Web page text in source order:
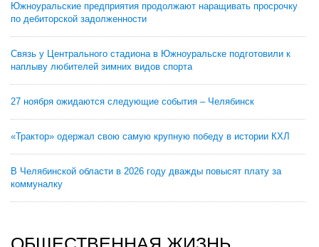
Южноуральские предприятия продолжают наращивать просрочку
по дебиторской задолженности
Связь у Центрального стадиона в Южноуральске подготовили к
наплыву любителей зимних видов спорта
27 ноября ожидаются следующие события – Челябинск
«Трактор» одержал свою самую крупную победу в истории КХЛ
В Челябинской области в 2026 году дважды повысят плату за
коммуналку